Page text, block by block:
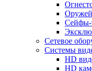
Сейфы-
Сетевое
Системы
HD
HD